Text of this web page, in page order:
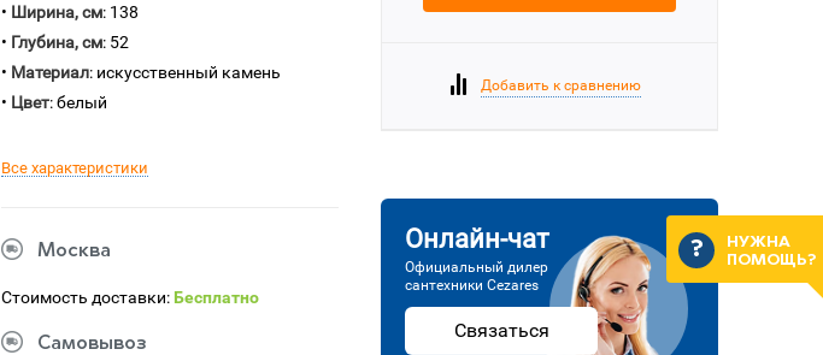
• Ширина, см: 138
• Глубина, см: 52
• Материал: искусственный камень
• Цвет: белый
Все характеристики
Москва
Стоимость доставки:Бесплатно
Самовывоз
Добавить к сравнению
Онлайн-чат
Официальный дилер
сантехники Cezares
Связаться
НУЖНА
ПОМОЩЬ?